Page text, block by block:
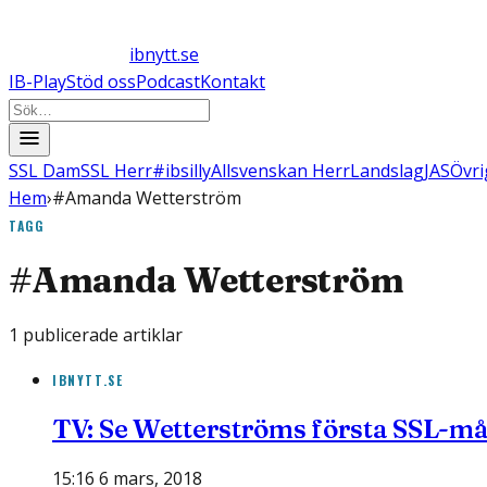
ibnytt.se
IB-PlayStöd ossPodcastKontakt
SSL DamSSL Herr#ibsillyAllsvenskan HerrLandslagJAS
Hem›#Amanda Wetterström
TAGG
#Amanda Wetterström
1 publicerade artiklar
IBNYTT.SE
TV: Se Wetterströms första SSL-
15:16 6 mars, 2018